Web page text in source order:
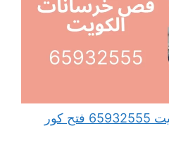
قص خرسانه بالليزر الكويت 65932555 فتح كور